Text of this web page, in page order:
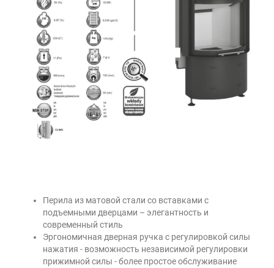
Перила из матовой стали со вставками с
подъемными дверцами – элегантность и
современный стиль
Эргономичная дверная ручка с регулировкой силы
нажатия - возможность независимой регулировки
прижимной силы - более простое обслуживание